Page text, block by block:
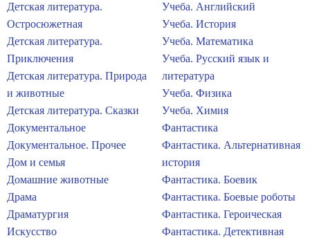
Детская литература.
Остросюжетная
Детская литература.
Приключения
Детская литература. Природа
и животные
Детская литература. Сказки
Документальное
Документальное. Прочее
Дом и семья
Домашние животные
Драма
Драматургия
Искусство
Учеба. Английский
Учеба. История
Учеба. Математика
Учеба. Русский язык и
литература
Учеба. Физика
Учеба. Химия
Фантастика
Фантастика. Альтернативная
история
Фантастика. Боевик
Фантастика. Боевые роботы
Фантастика. Героическая
Фантастика. Детективная